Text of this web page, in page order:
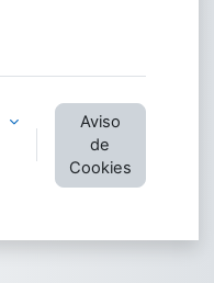
Aviso
de
Cookies